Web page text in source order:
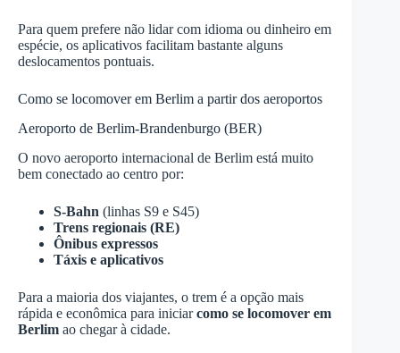
Para quem prefere não lidar com idioma ou dinheiro em
espécie, os aplicativos facilitam bastante alguns
deslocamentos pontuais.
Como se locomover em Berlim a partir dos aeroportos
Aeroporto de Berlim-Brandenburgo (BER)
O novo aeroporto internacional de Berlim está muito
bem conectado ao centro por:
S-Bahn (linhas S9 e S45)
Trens regionais (RE)
Ônibus expressos
Táxis e aplicativos
Para a maioria dos viajantes, o trem é a opção mais
rápida e econômica para iniciarcomo se locomover em
Berlim ao chegar à cidade.